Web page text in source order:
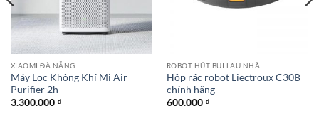
XIAOMI ĐÀ NẴNG
Máy Lọc Không Khí Mi Air
Purifier 2h
3.300.000₫
ROBOT HÚT BỤI LAU NHÀ
Hộp rác robot Liectroux C30B
chính hãng
600.000₫